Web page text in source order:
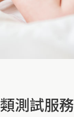
測試服務